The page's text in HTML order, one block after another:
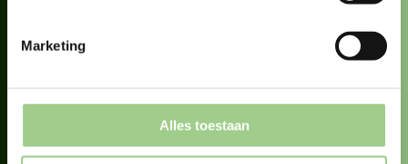
Marketing
Alles toestaan
Ben jij klaar voor de
perfecte match?